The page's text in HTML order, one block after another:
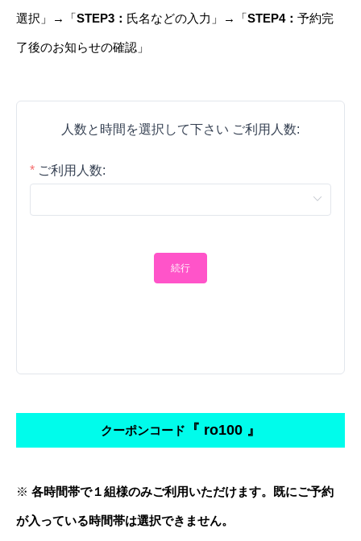
選択」→「STEP3： 氏名などの入力」→「STEP4： 予約完
了後のお知らせの確認」
人数と時間を選択して下さい ご利用人数:
ご利用人数:
続行
クーポンコード 『 ro100 』
※ 各時間帯で１組様のみご利用いただけます。既にご予約
が入っている時間帯は選択できません。